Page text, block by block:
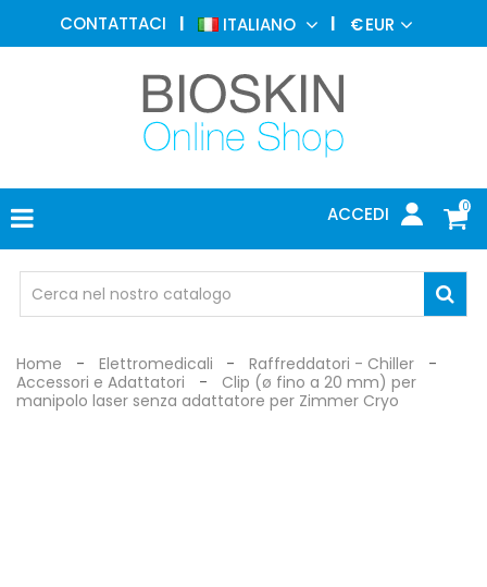
CONTATTACI ITALIANO €EUR
0
ACCEDI
MEDICINA
ESTETICA
DERMATOLOGIA
FOTOTERAPIA
ELETTROMEDICALI
MEDICO
OCCHIALI
DI
Home Elettromedicali
Raffreddatori - Chiller
Accessori e Adattatori
Clip (ø fino a 20 mm) per
manipolo laser senza adattatore per Zimmer Cryo